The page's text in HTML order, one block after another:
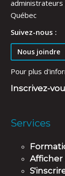
administrateurs
Québec
Suivez-nous :
Nous joindre
Pour plus
Inscrivez-
Services